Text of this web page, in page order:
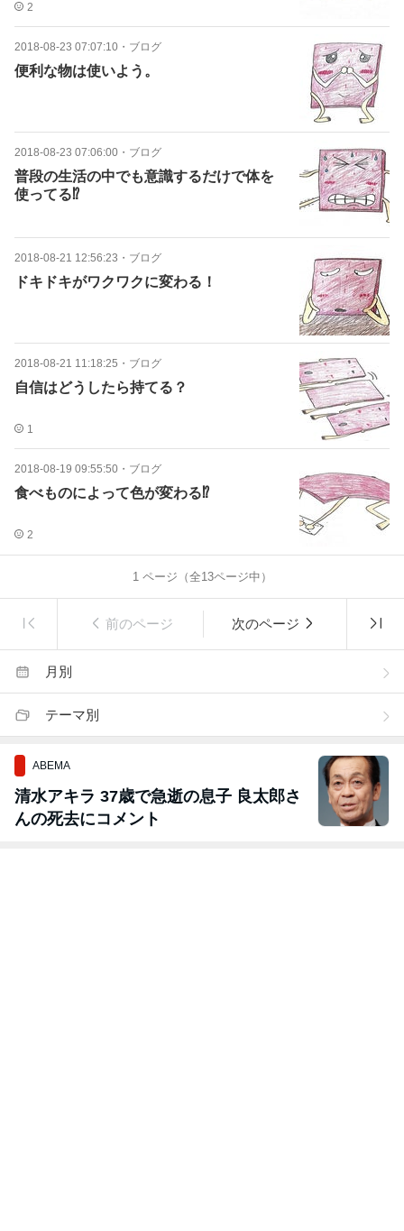
2
2018-08-23 07:07:10 ・ ブログ
便利な物は使いよう。
2018-08-23 07:06:00 ・ ブログ
普段の生活の中でも意識するだけで体を
使ってる⁉︎
2018-08-21 12:56:23 ・ ブログ
ドキドキがワクワクに変わる！
2018-08-21 11:18:25 ・ ブログ
自信はどうしたら持てる？
1
2018-08-19 09:55:50 ・ ブログ
食べものによって色が変わる⁉︎
2
1ページ（全13ページ中）
前のページ 次のページ
月別
テーマ別
ABEMA
清水アキラ 37歳で急逝の息子 良太郎さ
んの死去にコメント